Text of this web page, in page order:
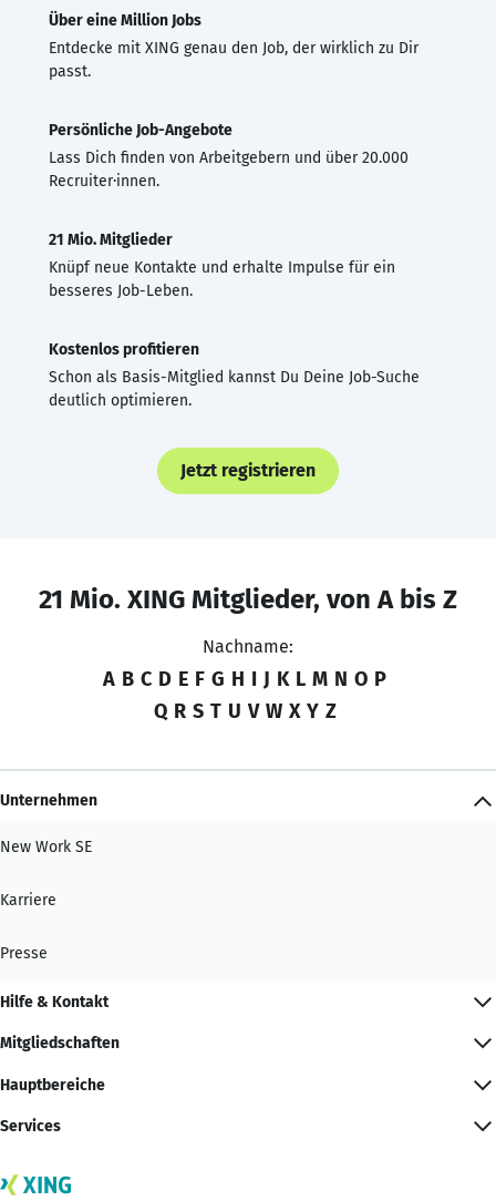
Über eine Million Jobs
Entdecke mit XING genau den Job, der wirklich zu Dir
passt.
Persönliche Job-Angebote
Lass Dich finden von Arbeitgebern und über 20.000
Recruiter·innen.
21 Mio. Mitglieder
Knüpf neue Kontakte und erhalte Impulse für ein
besseres Job-Leben.
Kostenlos profitieren
Schon als Basis-Mitglied kannst Du Deine Job-Suche
deutlich optimieren.
Jetzt registrieren
21 Mio. XING Mitglieder, von A bis Z
Nachname:
A B C D E F G H I J K L M N O P
Q R S T U V W X Y Z
Unternehmen
New Work SE
Karriere
Presse
Hilfe & Kontakt
Mitgliedschaften
Hauptbereiche
Services